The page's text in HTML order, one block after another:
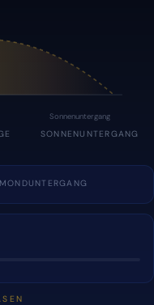
Sonnenuntergang
SONNENUNTERGANG
MONDUNTERGANG